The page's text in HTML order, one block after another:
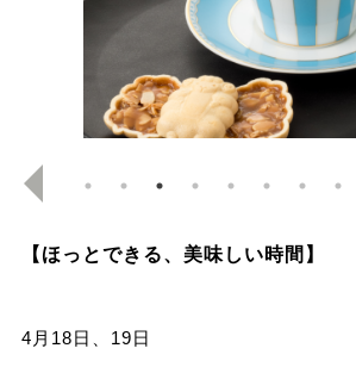
【 ほっとできる、美味しい時間 】
4月18日、19日